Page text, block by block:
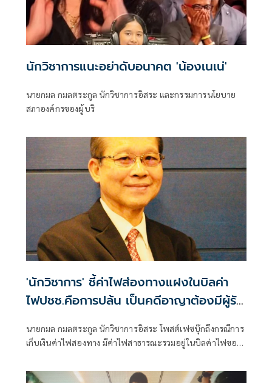
นักวิชาการแนะอย่าดับอนาคต 'น้องเนเน่'
นายกมล กมลตระกูล นักวิชาการอิสระ และกรรมการนโยบาย
สภาองค์กรของผู้บริ
'นักวิชาการ' ชี้ค่าไฟส่องทางแฝงในบิลค่า
ไฟปชช.คือการปล้น เป็นคดีอาญาต้องมีผู้รับ
นายกมล กมลตระกูล นักวิชาการอิสระ โพสต์เฟซบุ๊กถึงกรณีการ
เก็บเงินค่าไฟสองทาง มีค่าไฟสาธารณะรวมอยู่ในบิลค่าไฟของ